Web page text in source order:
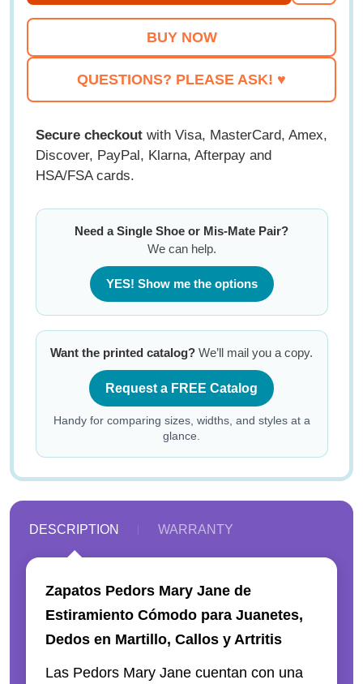
LIST
QUESTIONS? PLEASE ASK! ♥
Secure checkoutwith Visa, MasterCard, Amex,
Discover, PayPal, Klarna, Afterpay and
HSA/FSA cards.
Need a Single Shoe or Mis-Mate Pair?
We can help.
YES! Show me the options
Want the printed catalog? We’ll mail you a copy.
Request a FREE Catalog
Handy for comparing sizes, widths, and styles at a
glance.
DESCRIPTION WARRANTY
Zapatos Pedors Mary Jane de
Estiramiento Cómodo para Juanetes,
Dedos en Martillo, Callos y Artritis
Las Pedors Mary Jane cuentan con una